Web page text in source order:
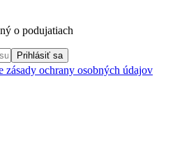
o podujatiach
zásady ochrany osobných údajov